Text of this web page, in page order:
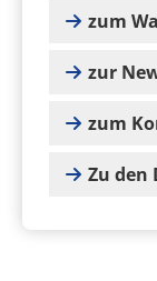
zum
zur
zum
Zu den